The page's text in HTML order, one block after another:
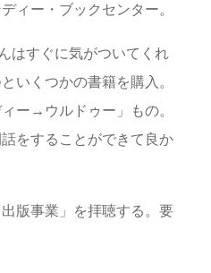
ィー・ブックセンター。
はすぐに気がついてくれ
いくつかの書籍を購入。
ー→ウルドゥー」もの。
をすることができて良か
版事業」を拝聴する。要